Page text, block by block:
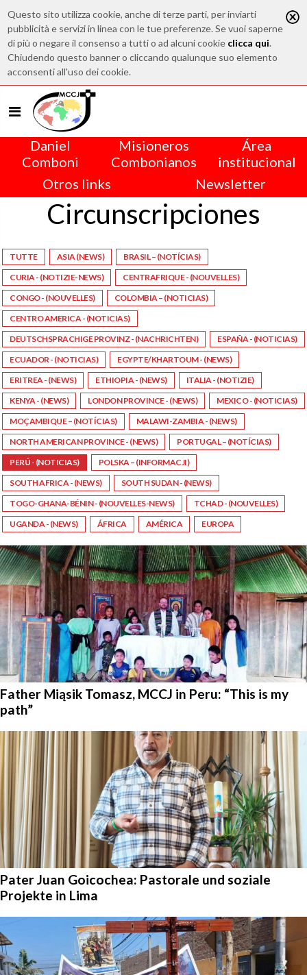
Questo sito utilizza cookie, anche di terze parti, per inviarti
pubblicità e servizi in linea con le tue preferenze. Se vuoi saperne
di più o negare il consenso a tutti o ad alcuni cookie clicca qui.
Chiudendo questo banner o cliccando qualunque suo elemento
acconsenti all'uso dei cookie.
Daniel
Comboni
Misioneros
Combonianos
Área
institucional
Otros links
Newsletter
Circunscripciones
TUTTE ASIA (NEWS)
BRASIL – (NOTÍCIAS)
CURIA - (NOTIZIE-NEWS)
CENTRAFRIQUE - (NOUVELLES)
CONGO - (NOUVELLES)
COLOMBIA – (NOTICIAS)
CENTRO AMERICA - (NOTICIAS)
DEUTSCHSPRACHIGE PROVINZ - (NACHRICHTEN)
ESPAÑA - (NOTICIAS)
ECUADOR - (NOTICIAS)
EGYPTE/KHARTOUM - (NEWS)
ERITREA - (NEWS)
ETHIOPIA - (NEWS)
ITALIA - (NOTIZIE)
KENYA - (NEWS)
LONDON PROVINCE - (NEWS)
MEXICO - (NOTICIAS)
MOÇAMBIQUE – (NOTÍCIAS)
MALAWI-ZAMBIA - (NEWS)
NORTH AMERICAN PROVINCE - (NEWS)
PORTUGAL – (NOTÍCIAS)
PERÚ - (NOTICIAS)
POLSKA – (INFORMACJI)
SOUTH AFRICA - (NEWS)
SOUTH SUDAN - (NEWS)
TOGO-GHANA-BÉNIN - (NOUVELLES-NEWS)
TCHAD - (NOUVELLES)
UGANDA - (NEWS)
ÁFRICA AMÉRICA EUROPA
Father Miąsik Tomasz, MCCJ in Peru: “This is my
path”
Pater Juan Goicochea: Pastorale und soziale
Projekte in Lima